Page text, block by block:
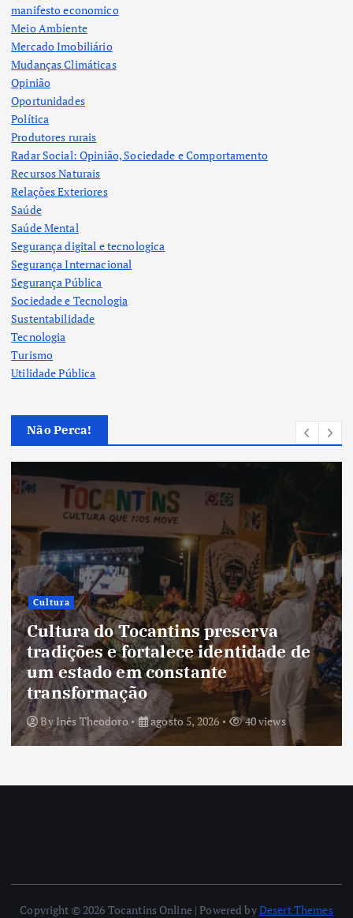
manifesto economico
Meio Ambiente
Mercado Imobiliário
Mudanças Climáticas
Opinião
Oportunidades
Política
Produtores rurais
Radar Social: Opinião, Sociedade e Comportamento
Recursos Naturais
Relações Exteriores
Saúde
Saúde Mental
Segurança digital e tecnologica
Segurança Internacional
Segurança Pública
Sociedade e Tecnologia
Sustentabilidade
Tecnologia
Turismo
Utilidade Pública
Não Perca!
Cultura
Cultura do Tocantins preserva
tradições e fortalece identidade de
um estado em constante
transformação
ByInês Theodoro agosto 5, 2026 40 views
Copyright © 2026 Tocantins Online | Powered byDesert Themes